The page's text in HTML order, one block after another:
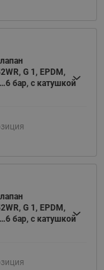
G 1, EPDM,
бар, с катушкой
G 1, EPDM,
бар, с катушкой